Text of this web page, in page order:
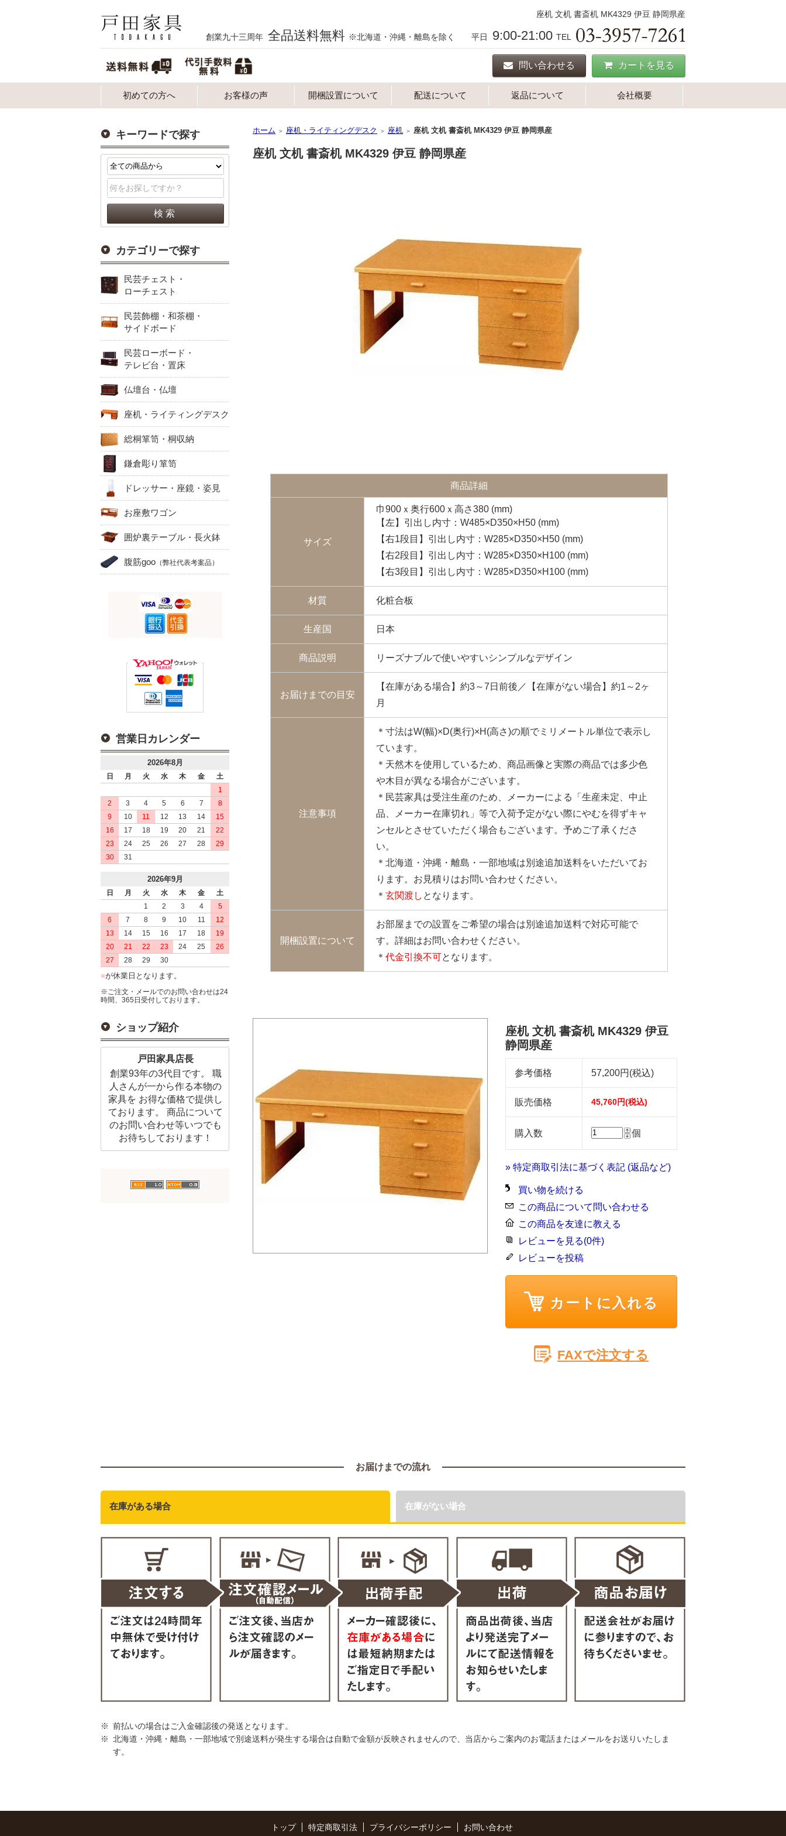
座机 文机 書斎机 MK4329 伊豆 静岡県産
創業九十三周年 全品送料無料 ※北海道・沖縄・離島を除く 平日 9:00-21:00 TEL
問い合わせる カートを見る
初めての方へ お客様の声 開梱設置について 配送について 返品について 会社概要
キーワードで探す
カテゴリーで探す
民芸チェスト・
ローチェスト
民芸飾棚・和茶棚・
サイドボード
民芸ローボード・
テレビ台・置床
仏壇台・仏壇
座机・ライティングデスク
総桐箪笥・桐収納
鎌倉彫り箪笥
ドレッサー・座鏡・姿見
お座敷ワゴン
囲炉裏テーブル・長火鉢
腹筋goo （弊社代表考案品）
営業日カレンダー
2026年8月
日 月 火 水 木 金
土
1
2
3 4 5 6 7
8
9
10 11 12 13 14
15
16
17 18 19 20 21
22
23
24 25 26 27 28
29
30
31
2026年9月
日 月 火 水 木 金
土
1
2 3 4
5
6
7 8 9 10 11
12
13
14 15 16 17 18
19
20
21 22 23 24 25
26
27
28 29 30
■が休業日となります。
※ご注文・メールでのお問い合わせは24
時間、365日受付しております。
ショップ紹介
戸田家具店長
創業93年の3代目です。 職
人さんが一から作る本物の
家具を お得な価格で提供し
ております。 商品について
のお問い合わせ等いつでも
お待ちしております！
ホーム ＞ 座机・ライティングデスク ＞ 座机 ＞ 座机 文机 書斎机 MK4329 伊豆 静岡県産
座机 文机 書斎机 MK4329 伊豆 静岡県産
商品詳細
サイズ
巾900ｘ奥行600ｘ高さ380 (mm)
【左】引出し内寸：W485×D350×H50 (mm)
【右1段目】引出し内寸：W285×D350×H50 (mm)
【右2段目】引出し内寸：W285×D350×H100 (mm)
【右3段目】引出し内寸：W285×D350×H100 (mm)
材質 化粧合板
生産国 日本
商品説明 リーズナブルで使いやすいシンプルなデザイン
お届けまでの目安
【在庫がある場合】約3～7日前後／【在庫がない場合】約1～2ヶ
月
注意事項
＊寸法はW(幅)×D(奥行)×H(高さ)の順でミリメートル単位で表示し
ています。
＊天然木を使用しているため、商品画像と実際の商品では多少色
や木目が異なる場合がございます。
＊民芸家具は受注生産のため、メーカーによる「生産未定、中止
品、メーカー在庫切れ」等で入荷予定がない際にやむを得ずキャ
ンセルとさせていただく場合もございます。予めご了承くださ
い。
＊北海道・沖縄・離島・一部地域は別途追加送料をいただいてお
ります。お見積りはお問い合わせください。
＊ 玄関渡し となります。
開梱設置について
お部屋までの設置をご希望の場合は別途追加送料で対応可能で
す。詳細はお問い合わせください。
＊ 代金引換不可となります。
座机 文机 書斎机 MK4329 伊豆
静岡県産
参考価格 57,200円(税込)
販売価格 45,760円(税込)
購入数 個
» 特定商取引法に基づく表記 (返品など)
買い物を続ける
この商品について問い合わせる
この商品を友達に教える
レビューを見る(0件)
レビューを投稿
カートに入れる
FAXで注文する
お届けまでの流れ
在庫がある場合 在庫がない場合
前払いの場合はご入金確認後の発送となります。
北海道・沖縄・離島・一部地域で別途送料が発生する場合は自動で金額が反映されませんので、当店からご案内のお電話またはメールをお送りいたしま
す。
トップ 特定商取引法 プライバシーポリシー お問い合わせ